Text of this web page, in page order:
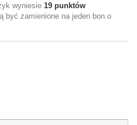
wyniesie 19 punktów
być zamienione na jeden bon o